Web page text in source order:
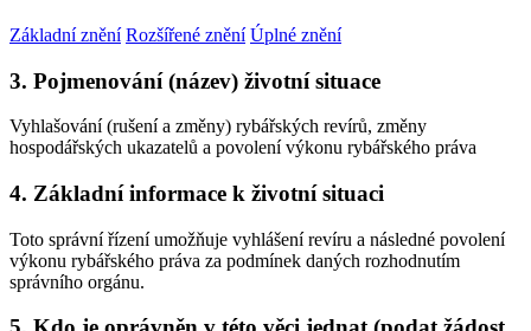
Základní znění Rozšířené znění Úplné znění
3. Pojmenování (název) životní situace
Vyhlašování (rušení a změny) rybářských revírů, změny
hospodářských ukazatelů a povolení výkonu rybářského práva
4. Základní informace k životní situaci
Toto správní řízení umožňuje vyhlášení revíru a následné povolení
výkonu rybářského práva za podmínek daných rozhodnutím
správního orgánu.